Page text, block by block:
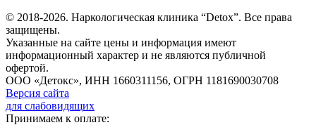
© 2018-2026. Наркологическая клиника “Detox”. Все права
защищены.
Указанные на сайте цены и информация имеют
информационный характер и не являются публичной
офертой.
ООО «Детокс», ИНН 1660311156, ОГРН 1181690030708
Версия сайта
для слабовидящих
Принимаем к оплате: